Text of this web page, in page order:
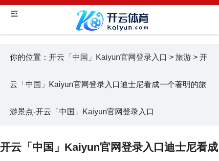
你的位置： 开云「中国」Kaiyun官网登录入口 > 旅游 > 开
云「中国」Kaiyun官网登录入口迪士尼看成一个著明的旅
游景点-开云「中国」Kaiyun官网登录入口
开云「中国」Kaiyun官网登录入口迪士尼看成